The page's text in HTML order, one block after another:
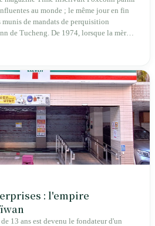
au monde ; le même jour en fin
munis de mandats de perquisition
de Tucheng. De 1974, lorsque la mère
dollars taïwanais lors d'une tontine, à
n'est ni la géopolitique, ni le rythme
d'IA — c'est son propre personnel.
: l'empire
13 ans est devenu le fondateur d'un